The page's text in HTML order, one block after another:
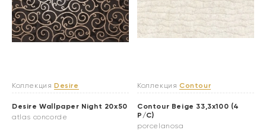
Коллекция Desire
Desire Wallpaper Night 20x50
atlas concorde
Коллекция Contour
Contour Beige 33,3x100 (4
P/C)
porcelanosa